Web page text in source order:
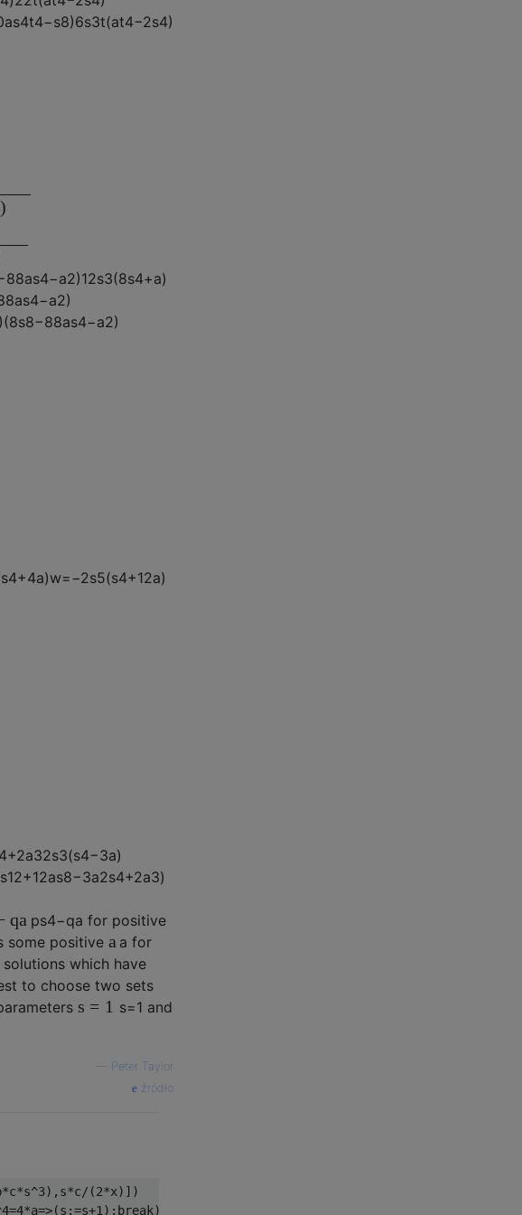
as4t4−s8)6s3t(at4−2s4)
)
88as4−a2)12s3(8s4+a)
as4−a2)
)(8s8−88as4−a2)
s4+4a)w=−2s5(s4+12a)
+2a32s3(s4−3a)
s12+12as8−3a2s4+2a3)
qa ps4−qa for positive
some positivea a for
which have
to choose two sets
s = 1 s=1 and
Peter Taylor
źródło
(2*x)])